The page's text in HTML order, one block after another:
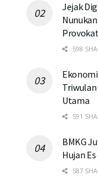
Jejak
598
Utama
591
BMKG
Hujan
587